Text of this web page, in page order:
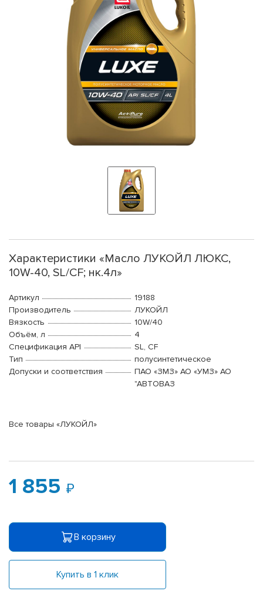
Характеристики «Масло ЛУКОЙЛ ЛЮКС,
10W-40, SL/CF; нк.4л»
Артикул
19188
Производитель
ЛУКОЙЛ
Вязкость
10W/40
Объём, л
4
Спецификация API
SL, CF
Тип
полусинтетическое
Допуски и соответствия
ПАО «ЗМЗ» АО «УМЗ» АО
"АВТОВАЗ
Все товары «ЛУКОЙЛ»
1 855
В корзину
Купить в 1 клик